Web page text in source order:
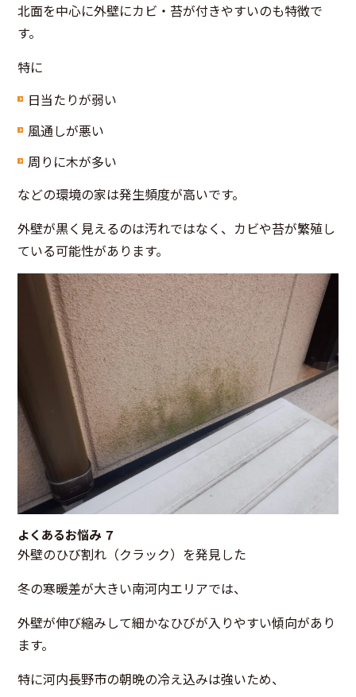
北面を中心に外壁にカビ・苔が付きやすいのも特徴で
す。
特に
日当たりが弱い
風通しが悪い
周りに木が多い
などの環境の家は発生頻度が高いです。
外壁が黒く見えるのは汚れではなく、カビや苔が繁殖し
ている可能性があります。
よくあるお悩み ７
外壁のひび割れ（クラック）を発見した
冬の寒暖差が大きい南河内エリアでは、
外壁が伸び縮みして細かなひびが入りやすい傾向があり
ます。
特に河内長野市の朝晩の冷え込みは強いため、